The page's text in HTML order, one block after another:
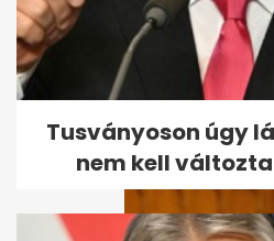
A kórházban
saját
az...
Tusványoson úgy
nem kell